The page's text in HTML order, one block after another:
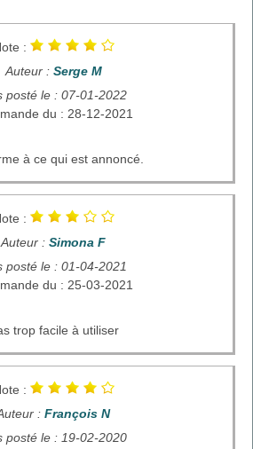
:
Auteur : Serge M
posté le : 07-01-2022
du : 28-12-2021
à ce qui est annoncé.
:
Auteur : Simona F
posté le : 01-04-2021
du : 25-03-2021
trop facile à utiliser
:
: François N
posté le : 19-02-2020